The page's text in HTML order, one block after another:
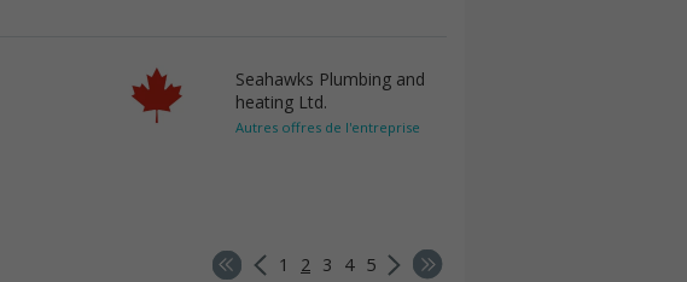
Seahawks Plumbing and
heating Ltd.
Autres offres de l'entreprise
1 2 3 4 5